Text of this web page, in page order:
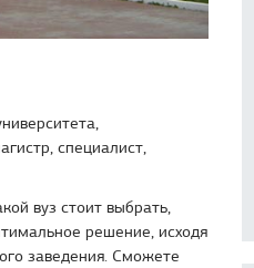
специалист,
вуз стоит выбрать,
решение, исходя
заведения. Сможете